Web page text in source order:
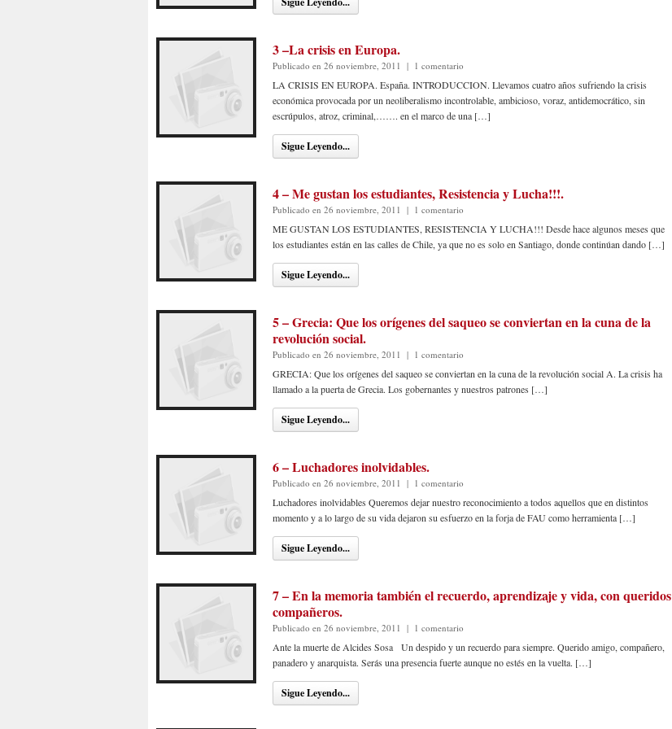
3 –La crisis en Europa.
Publicado en 26 noviembre, 2011 | 1 comentario
LA CRISIS EN EUROPA. España. INTRODUCCION. Llevamos cuatro años sufriendo la crisis
económica provocada por un neoliberalismo incontrolable, ambicioso, voraz, antidemocrático, sin
escrúpulos, atroz, criminal,……. en el marco de una […]
Sigue Leyendo...
4 – Me gustan los estudiantes, Resistencia y Lucha!!!.
Publicado en 26 noviembre, 2011 | 1 comentario
ME GUSTAN LOS ESTUDIANTES, RESISTENCIA Y LUCHA!!! Desde hace algunos meses que
los estudiantes están en las calles de Chile, ya que no es solo en Santiago, donde continúan dando […]
Sigue Leyendo...
5 – Grecia: Que los orígenes del saqueo se conviertan en la cuna de la
revolución social.
Publicado en 26 noviembre, 2011 | 1 comentario
GRECIA: Que los orígenes del saqueo se conviertan en la cuna de la revolución social A. La crisis ha
llamado a la puerta de Grecia. Los gobernantes y nuestros patrones […]
Sigue Leyendo...
6 – Luchadores inolvidables.
Publicado en 26 noviembre, 2011 | 1 comentario
Luchadores inolvidables Queremos dejar nuestro reconocimiento a todos aquellos que en distintos
momento y a lo largo de su vida dejaron su esfuerzo en la forja de FAU como herramienta […]
Sigue Leyendo...
7 – En la memoria también el recuerdo, aprendizaje y vida, con queridos
compañeros.
Publicado en 26 noviembre, 2011 | 1 comentario
Ante la muerte de Alcides Sosa Un despido y un recuerdo para siempre. Querido amigo, compañero,
panadero y anarquista. Serás una presencia fuerte aunque no estés en la vuelta. […]
Sigue Leyendo...